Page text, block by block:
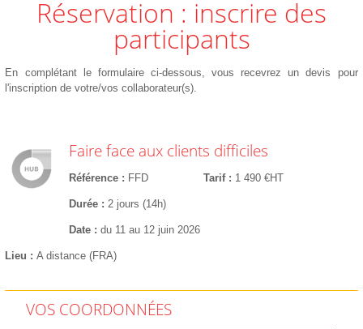
Réservation : inscrire des
participants
En complétant le formulaire ci-dessous, vous recevrez un devis pour
l'inscription de votre/vos collaborateur(s).
Faire face aux clients difficiles
Référence FFD Tarif 1 490 €HT
Durée 2 jours (14h)
Date du 11 au 12 juin 2026
Lieu A distance (FRA)
VOS COORDONNÉES